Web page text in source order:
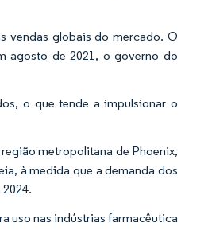
vendas globais do mercado. O
agosto de 2021, o governo do
o que tende a impulsionar o
metropolitana de Phoenix,
à medida que a demanda dos
uso nas indústrias farmacêutica